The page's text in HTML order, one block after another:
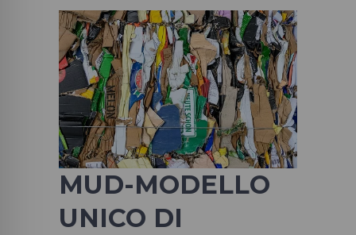
MUD-MODELLO
UNICO DI